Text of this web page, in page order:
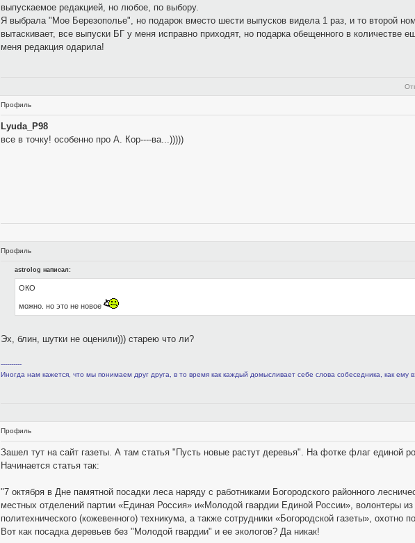
выпускаемое редакцией, но любое, по выбору.
Я выбрала "Мое Березополье", но подарок вместо шести выпусков видела 1 раз, и то второй
вытаскивает, все выпуски БГ у меня исправно приходят, но подарка обещенного в количестве
меня редакция одарила!
Профиль
Lyuda_P98
все в точку! особенно про А. Кор----ва...)))))
Профиль
astrolog написал:
ОКО
можно. но это не новое
Эх, блин, шутки не оценили))) старею что ли?
----------
Иногда нам кажется, что мы понимаем друг друга, в то время как каждый домысливает себе слова собеседника, как ему
Профиль
Зашел тут на сайт газеты. А там статья "Пусть новые растут деревья". На фотке флаг единой
Начинается статья так:
"7 октября в Дне памятной посадки леса наряду с работниками Богородского районного
местных отделений партии «Единая Россия» и«Молодой гвардии Единой России», волонтеры
политехнического (кожевенного) техникума, а также сотрудники «Богородской газеты»,
Вот как посадка деревьев без "Молодой гвардии" и ее экологов? Да никак!